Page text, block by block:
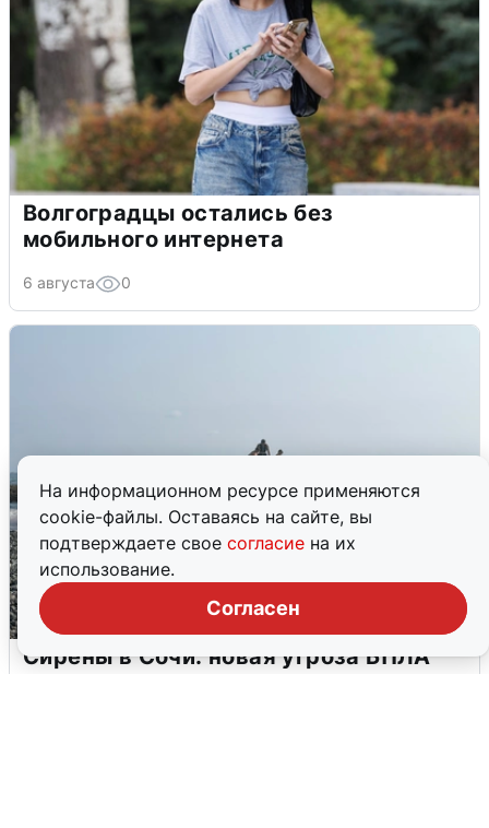
На информационном ресурсе применяются
cookie-файлы. Оставаясь на сайте, вы
подтверждаете свое согласие на их
использование.
Согласен
Волгоградцы остались без
мобильного интернета
6 августа 0
Сирены в Сочи: новая угроза БПЛА